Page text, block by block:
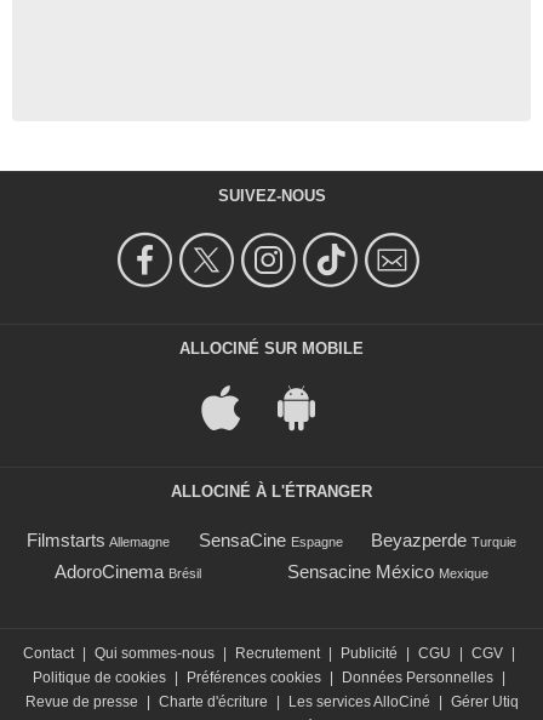
SUIVEZ-NOUS
ALLOCINÉ SUR MOBILE
ALLOCINÉ À L'ÉTRANGER
Filmstarts Allemagne SensaCine Espagne Beyazperde Turquie
AdoroCinema Brésil Sensacine México Mexique
Contact | Qui sommes-nous | Recrutement | Publicité | CGU | CGV |
Politique de cookies | Préférences cookies | Données Personnelles |
Revue de presse
| Charte d'écriture | Les services AlloCiné | Gérer Utiq